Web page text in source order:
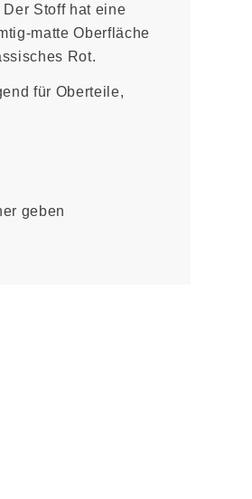
Stoff hat eine
matte Oberfläche
Rot.
für Oberteile,
geben